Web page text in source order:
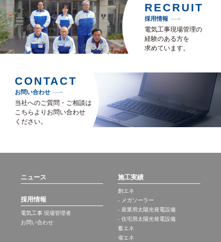
RECRUIT
採用情報
電気工事現場管理の
経験のある方を
求めています。
CONTACT
お問い合わせ
当社へのご質問・ご相談は
こちらよりお問い合わせ
ください。
ニュース
採用情報
電気工事 現場管理者
お問い合わせ
施工実績
創エネ
- メガソーラー
- 産業用太陽光発電設備
- 住宅用太陽光発電設備
蓄エネ
省エネ